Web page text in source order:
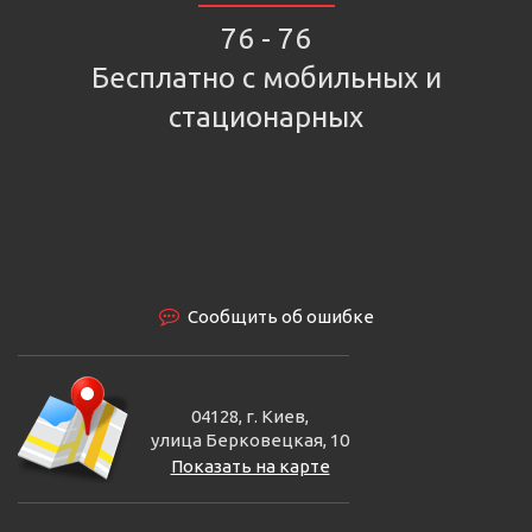
76 - 76
Бесплатно с мобильных и
стационарных
Сообщить об ошибке
04128, г. Киев,
улица Берковецкая, 10
Показать на карте